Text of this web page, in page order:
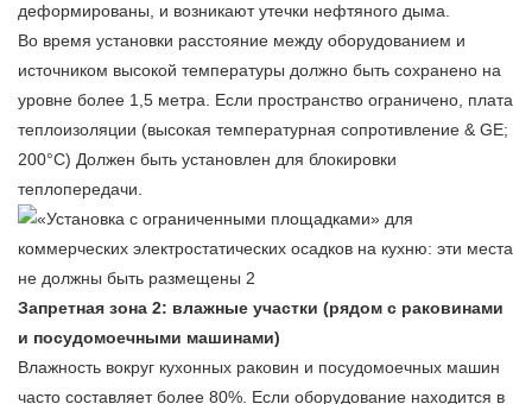
деформированы, и возникают утечки нефтяного дыма.
Во время установки расстояние между оборудованием и
источником высокой температуры должно быть сохранено на
уровне более 1,5 метра. Если пространство ограничено, плата
теплоизоляции (высокая температурная сопротивление & GE;
200°C) Должен быть установлен для блокировки
теплопередачи.
Запретная зона 2: влажные участки (рядом с раковинами
и посудомоечными машинами)
Влажность вокруг кухонных раковин и посудомоечных машин
часто составляет более 80%. Если оборудование находится в